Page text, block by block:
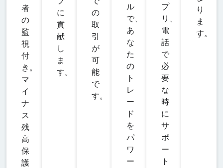
者
の
監
視
付
き。
マ
イ
ナ
ス
残
高
保
護
に
貢
献
し
ま
す。
の
取
引
が
可
能
で
す。
ル
で、
あ
な
た
の
ト
レ
ー
ド
を
パ
ワ
ー
プ
リ、
電
話
で
必
要
な
時
に
サ
ポ
ー
ト
り
ま
す。